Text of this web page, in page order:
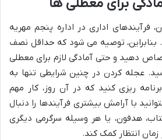
برای معطلی ها
فرآیندهای اداری در اداره پنجم مهریه
توصیه می شود که حداقل نصف
دهید و حتی آمادگی لازم برای معطلی
عجله کردن در چنین شرایطی تنها به
ریزی کنید که در آن روز، کار مهم
با آرامش بیشتری فرآیندها را دنبال
هدفون، یا هر وسیله سرگرمی دیگری
انتظار کمک کند.